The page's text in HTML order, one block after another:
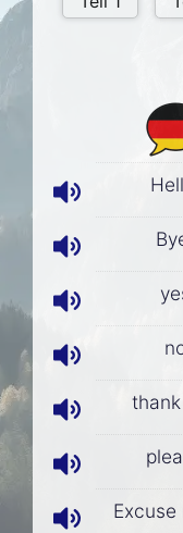
Excuse